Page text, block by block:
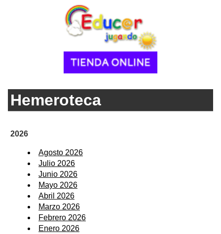
Hemeroteca
2026
Agosto 2026
Julio 2026
Junio 2026
Mayo 2026
Abril 2026
Marzo 2026
Febrero 2026
Enero 2026